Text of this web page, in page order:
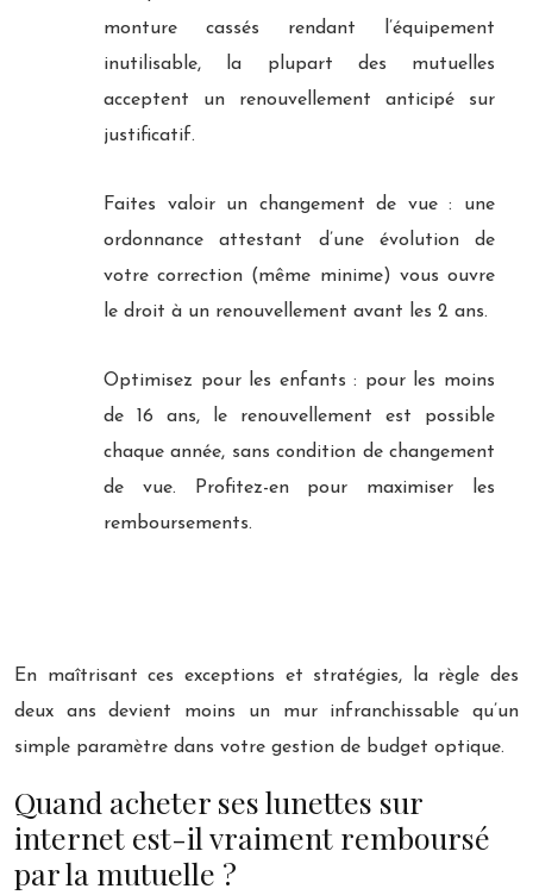
monture cassés rendant l’équipement
inutilisable, la plupart des mutuelles
acceptent un renouvellement anticipé sur
justificatif.
Faites valoir un changement de vue : une
ordonnance attestant d’une évolution de
votre correction (même minime) vous ouvre
le droit à un renouvellement avant les 2 ans.
Optimisez pour les enfants : pour les moins
de 16 ans, le renouvellement est possible
chaque année, sans condition de changement
de vue. Profitez-en pour maximiser les
remboursements.
En maîtrisant ces exceptions et stratégies, la règle des
deux ans devient moins un mur infranchissable qu’un
simple paramètre dans votre gestion de budget optique.
Quand acheter ses lunettes sur
internet est-il vraiment remboursé
par la mutuelle ?